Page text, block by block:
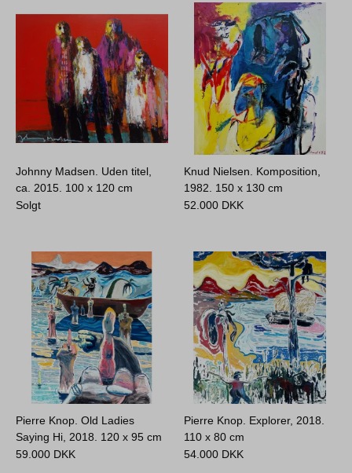
Johnny Madsen. Uden titel,
ca. 2015. 100 x 120 cm
Solgt
Knud Nielsen. Komposition,
1982. 150 x 130 cm
52.000 DKK
Pierre Knop. Old Ladies
Saying Hi, 2018. 120 x 95 cm
59.000 DKK
Pierre Knop. Explorer, 2018.
110 x 80 cm
54.000 DKK